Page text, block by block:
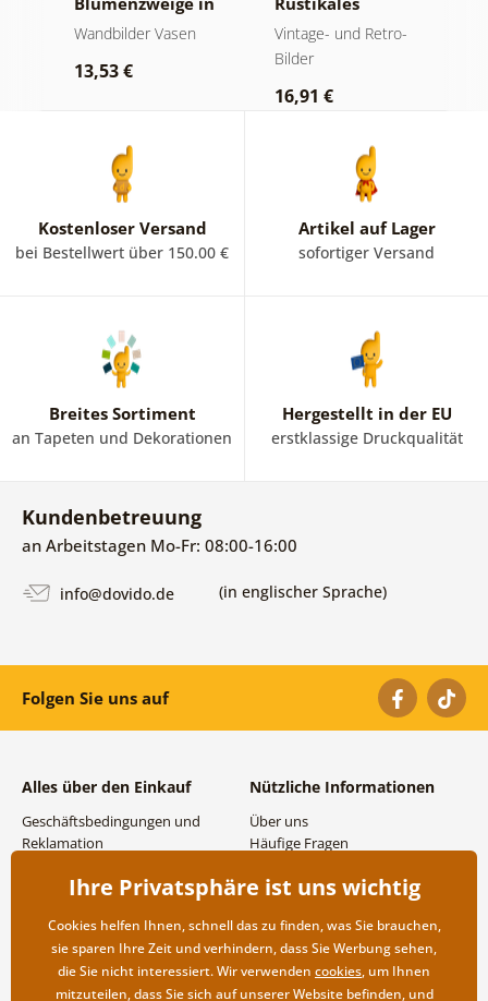
einer schwarzen
Wandbilder Vasen
13,53 €
Stillleben
Vintage- und Retro-
Bilder
16,91 €
Kostenloser Versand
bei Bestellwert über 150.00 €
Artikel auf Lager
sofortiger Versand
Breites Sortiment
an Tapeten und Dekorationen
Hergestellt in der EU
erstklassige Druckqualität
Kundenbetreuung
an Arbeitstagen Mo-Fr: 08:00-16:00
info@dovido.de (in englischer Sprache)
Folgen Sie uns auf
Alles über den Einkauf
Geschäftsbedingungen und
Reklamation
Versand- und
Rücksendung der Ware
Nützliche Informationen
Über uns
Häufige Fragen
Großhandel und
Ihre Privatsphäre ist uns wichtig
Cookies helfen Ihnen, schnell das zu finden, was Sie brauchen,
sie sparen Ihre Zeit und verhindern, dass Sie Werbung sehen,
die Sie nicht interessiert. Wir verwenden cookies, um Ihnen
mitzuteilen, dass Sie sich auf unserer Website befinden, und